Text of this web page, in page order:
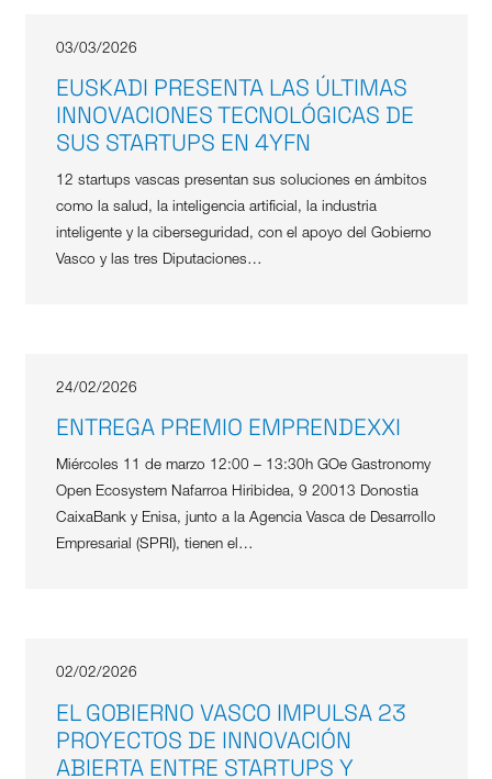
03/03/2026
EUSKADI PRESENTA LAS ÚLTIMAS
INNOVACIONES TECNOLÓGICAS DE
SUS STARTUPS EN 4YFN
12 startups vascas presentan sus soluciones en ámbitos
como la salud, la inteligencia artificial, la industria
inteligente y la ciberseguridad, con el apoyo del Gobierno
Vasco y las tres Diputaciones…
24/02/2026
ENTREGA PREMIO EMPRENDEXXI
Miércoles 11 de marzo 12:00 – 13:30h GOe Gastronomy
Open Ecosystem Nafarroa Hiribidea, 9 20013 Donostia
CaixaBank y Enisa, junto a la Agencia Vasca de Desarrollo
Empresarial (SPRI), tienen el…
02/02/2026
EL GOBIERNO VASCO IMPULSA 23
PROYECTOS DE INNOVACIÓN
ABIERTA ENTRE STARTUPS Y